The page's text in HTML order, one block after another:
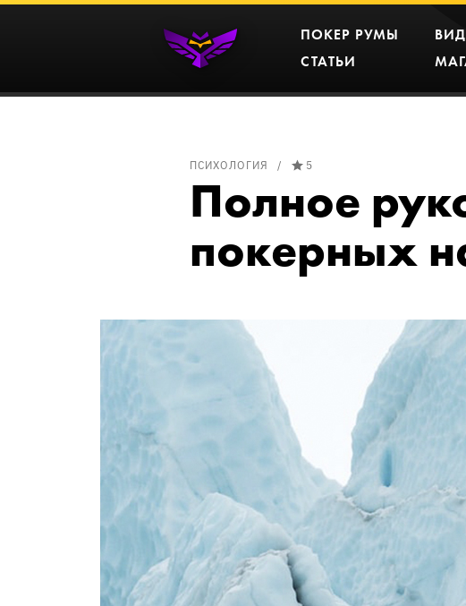
ПОКЕР РУМЫ
СТАТЬИ
ПСИХОЛОГИЯ 5
Полное
покерных